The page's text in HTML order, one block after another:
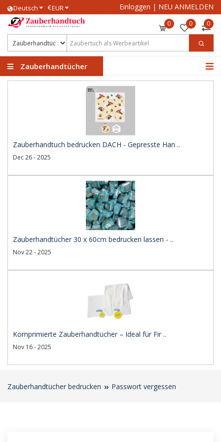
Deutsch €EUR Einloggen | NEU ANMELDEN
0 0 0
Zauberhandtücher
Zauberhandtuch bedrucken DACH - Gepresste Han ..
Dec 26 - 2025
Zauberhandtücher 30 x 60cm bedrucken lassen - ..
Nov 22 - 2025
Komprimierte Zauberhandtücher – Ideal für Fir ..
Nov 16 - 2025
Zauberhandtücher bedrucken Passwort vergessen